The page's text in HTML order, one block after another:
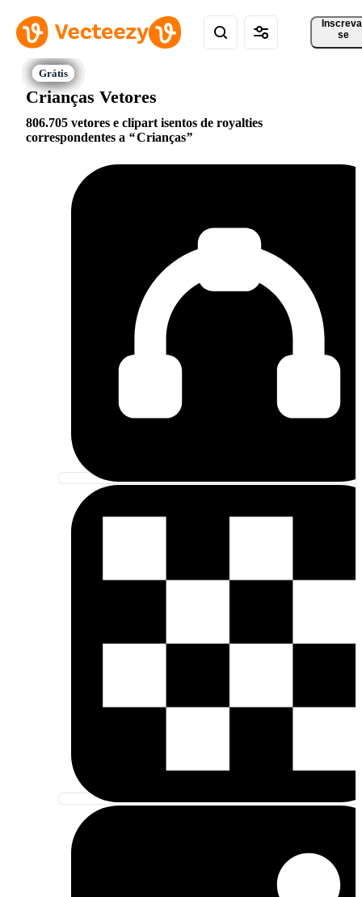
se
Crianças Vetores
806.705 vetores e clipart isentos de royalties
correspondentes a
Crianças